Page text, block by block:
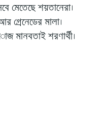
মেতেছে শয়তানেরা।
গ্রেনেডের মালা।
মানবতাই শরণার্থী।